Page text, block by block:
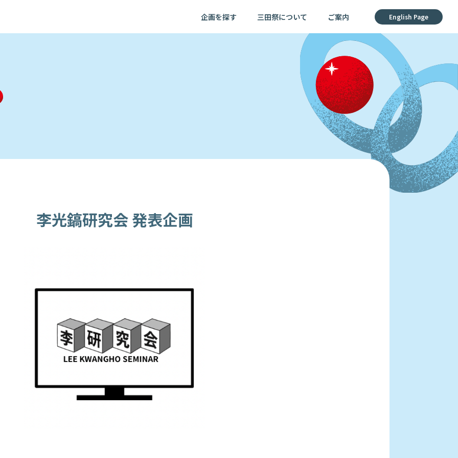
企画を探す 三田祭について ご案内 English Page
李光鎬研究会 発表企画